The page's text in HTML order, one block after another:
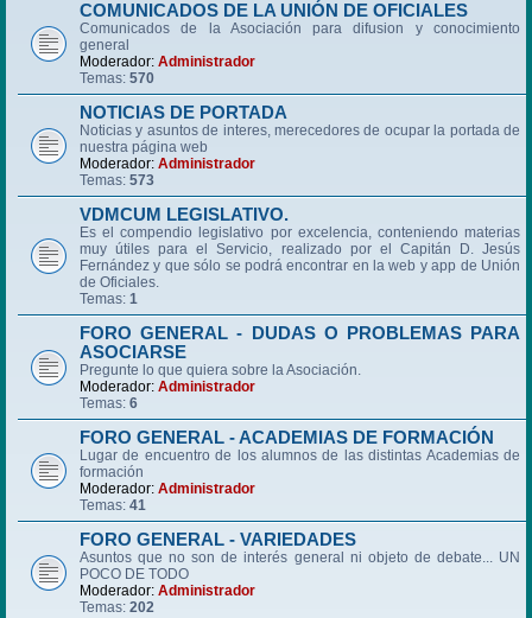
COMUNICADOS DE LA UNIÓN DE OFICIALES
Comunicados de la Asociación para difusion y conocimiento
general
Moderador: Administrador
Temas: 570
NOTICIAS DE PORTADA
Noticias y asuntos de interes, merecedores de ocupar la portada de
nuestra página web
Moderador: Administrador
Temas: 573
VDMCUM LEGISLATIVO.
Es el compendio legislativo por excelencia, conteniendo materias
muy útiles para el Servicio, realizado por el Capitán D. Jesús
Fernández y que sólo se podrá encontrar en la web y app de Unión
de Oficiales.
Temas: 1
FORO GENERAL - DUDAS O PROBLEMAS PARA
ASOCIARSE
Pregunte lo que quiera sobre la Asociación.
Moderador: Administrador
Temas: 6
FORO GENERAL - ACADEMIAS DE FORMACIÓN
Lugar de encuentro de los alumnos de las distintas Academias de
formación
Moderador: Administrador
Temas: 41
FORO GENERAL - VARIEDADES
Asuntos que no son de interés general ni objeto de debate... UN
POCO DE TODO
Moderador: Administrador
Temas: 202